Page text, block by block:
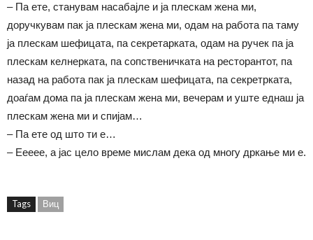
– Па ете, станувам насабајле и ја плескам жена ми,
доручкувам пак ја плескам жена ми, одам на работа па таму
ја плескам шефицата, па секретарката, одам на ручек па ја
плескам келнерката, па сопственичката на ресторантот, па
назад на работа пак ја плескам шефицата, па секретрката,
доаѓам дома па ја плескам жена ми, вечерам и уште еднаш ја
плескам жена ми и спијам…
– Па ете од што ти е…
– Еееее, а јас цело време мислам дека од многу дркање ми е.
Tags Виц